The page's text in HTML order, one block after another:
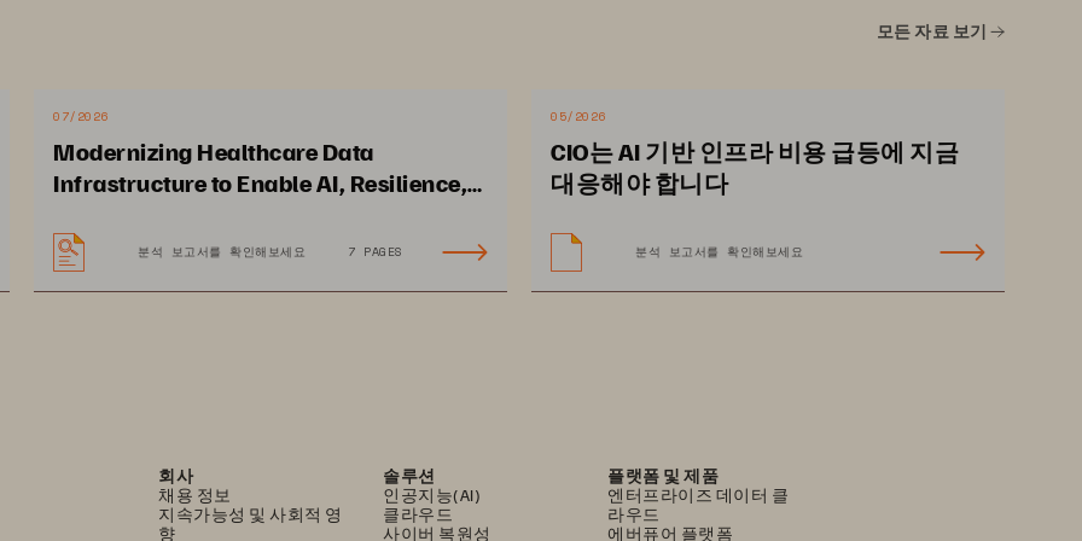
Optimized Storage for Your Entire Fleet 05
The Best of Both Worlds, Built for the Cloud Curious
Why Pure Storage
모든 자료 보기
07/2026
Modernizing Healthcare Data
Infrastructure to Enable AI, Resilience,
분석 보고서를 확인해보세요 7 PAGES
05/2026
CIO는 AI 기반 인프라 비용 급등에 지금
대응해야 합니다
분석 보고서를 확인해보세요
회사
채용 정보
지속가능성 및 사회적 영
향
솔루션
인공지능(AI)
클라우드
사이버 복원성
플랫폼 및 제품
엔터프라이즈 데이터 클
라우드
에버퓨어 플랫폼